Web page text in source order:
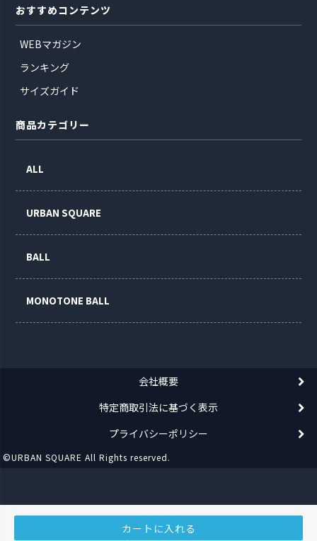
カートに入れる
おすすめコンテンツ
WEBマガジン
ランキング
サイズガイド
商品カテゴリー
ALL
URBAN SQUARE
BALL
MONOTONE BALL
会社概要
特定商取引法に基づく表示
プライバシーポリシー
©URBAN SQUARE All Rights reserved.